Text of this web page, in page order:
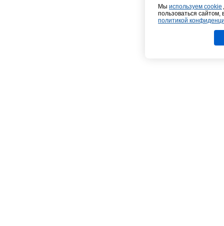
Мы используем cookie
пользоваться
политикой